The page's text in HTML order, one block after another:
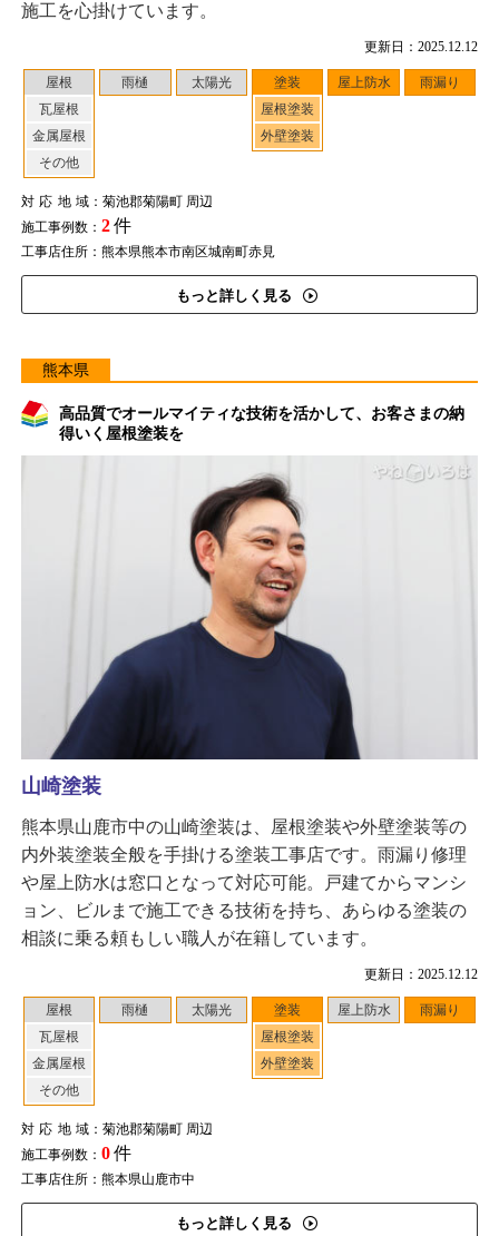
更新日：2025.12.12
屋根
瓦屋根
金属屋根
その他
雨樋 太陽光
塗装
屋根塗装
外壁塗装
屋上防水 雨漏り
対応地域：菊池郡菊陽町 周辺
施工事例数： 2件
工事店住所：熊本県熊本市南区城南町赤見
もっと詳しく見る
施工を心掛けています。
熊本県
高品質でオールマイティな技術を活かして、お客さまの納
得いく屋根塗装を
更新日：2025.12.12
屋根
瓦屋根
金属屋根
その他
雨樋 太陽光
塗装
屋根塗装
外壁塗装
屋上防水 雨漏り
対応地域：菊池郡菊陽町 周辺
施工事例数： 0件
工事店住所：熊本県山鹿市中
もっと詳しく見る
山崎塗装
熊本県山鹿市中の山崎塗装は、屋根塗装や外壁塗装等の
内外装塗装全般を手掛ける塗装工事店です。雨漏り修理
や屋上防水は窓口となって対応可能。戸建てからマンシ
ョン、ビルまで施工できる技術を持ち、あらゆる塗装の
相談に乗る頼もしい職人が在籍しています。